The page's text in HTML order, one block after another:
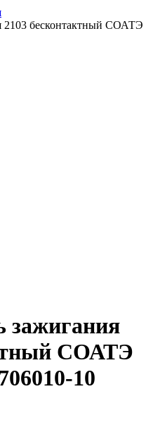
2103 бесконтактный СОАТЭ
зажигания
СОАТЭ
10